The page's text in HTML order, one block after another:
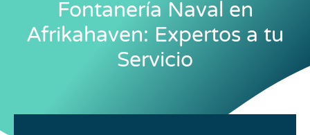
Fontanería Naval en
Afrikahaven: Expertos a tu
Servicio